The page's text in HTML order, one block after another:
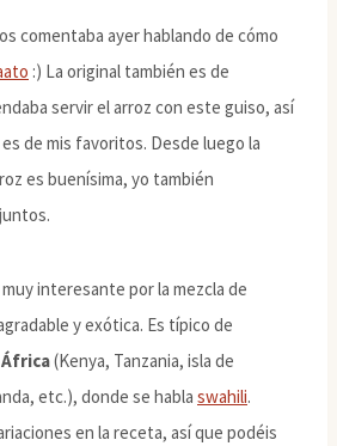
comentaba ayer hablando de cómo
:) La original también es de
servir el arroz con este guiso, así
de mis favoritos. Desde luego la
es buenísima, yo también
interesante por la mezcla de
y exótica. Es típico de
(Kenya, Tanzania, isla de
etc.), donde se habla swahili.
en la receta, así que podéis